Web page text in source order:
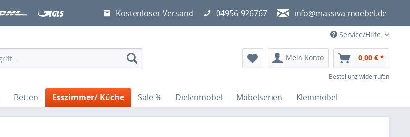
Kostenloser Versand 04956-926767 info@massiva-moebel.de
Service/Hilfe
Mein Konto 0,00 € *
Bestellung widerrufen
Betten Esszimmer/ Küche Sale % Dielenmöbel Möbelserien Kleinmöbel